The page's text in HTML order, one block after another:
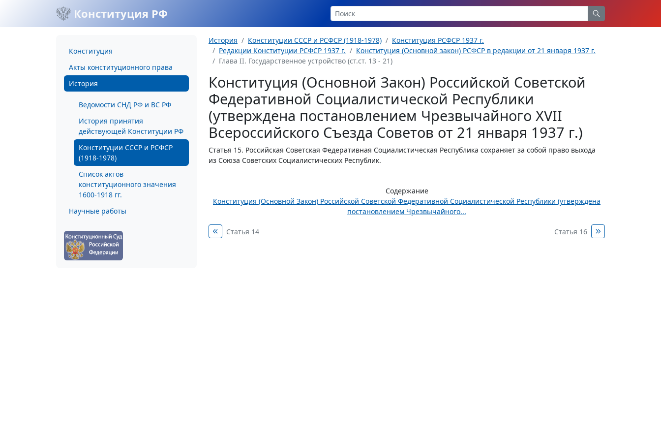
Конституция РФ
Конституция
Акты конституционного права
История
Ведомости СНД РФ и ВС РФ
История принятия
действующей Конституции РФ
Конституции СССР и РСФСР
(1918-1978)
Список актов
конституционного значения
1600-1918 гг.
Научные работы
История Конституции СССР и РСФСР (1918-1978)
Конституция РСФСР 1937 г.
Редакции Конституции РСФСР 1937 г.
Конституция (Основной закон) РСФСР в редакции от 21 января 1937 г.
Глава II. Государственное устройство (ст.ст. 13 - 21)
Конституция (Основной Закон) Российской Советской
Федеративной Социалистической Республики
(утверждена постановлением Чрезвычайного XVII
Всероссийского Съезда Советов от 21 января 1937 г.)
Статья 15. Российская Советская Федеративная Социалистическая Республика сохраняет за собой право выхода
из Союза Советских Социалистических Республик.
Содержание
Конституция (Основной Закон) Российской Советской Федеративной Социалистической Республики (утверждена
постановлением Чрезвычайного...
Статья 14 Статья 16